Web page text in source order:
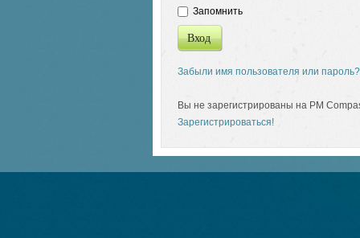
Запомнить
Вход
Забыли имя пользователя или пароль?
Вы не зарегистрированы на PM
Зарегистрироваться!